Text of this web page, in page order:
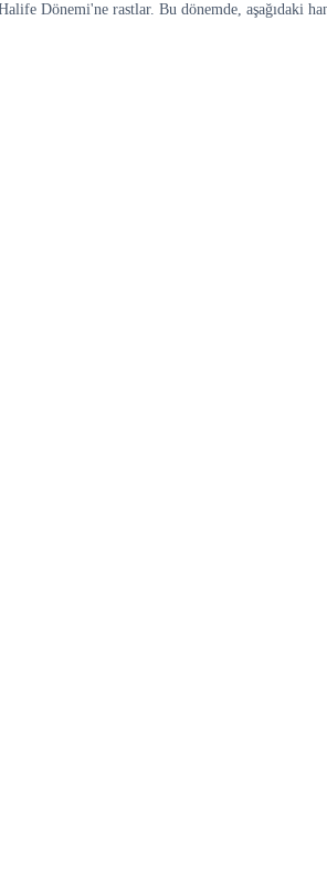
Dönemi'ne rastlar. Bu dönemde, aşağıdaki